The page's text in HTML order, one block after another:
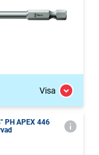
Visa
PH APEX 446